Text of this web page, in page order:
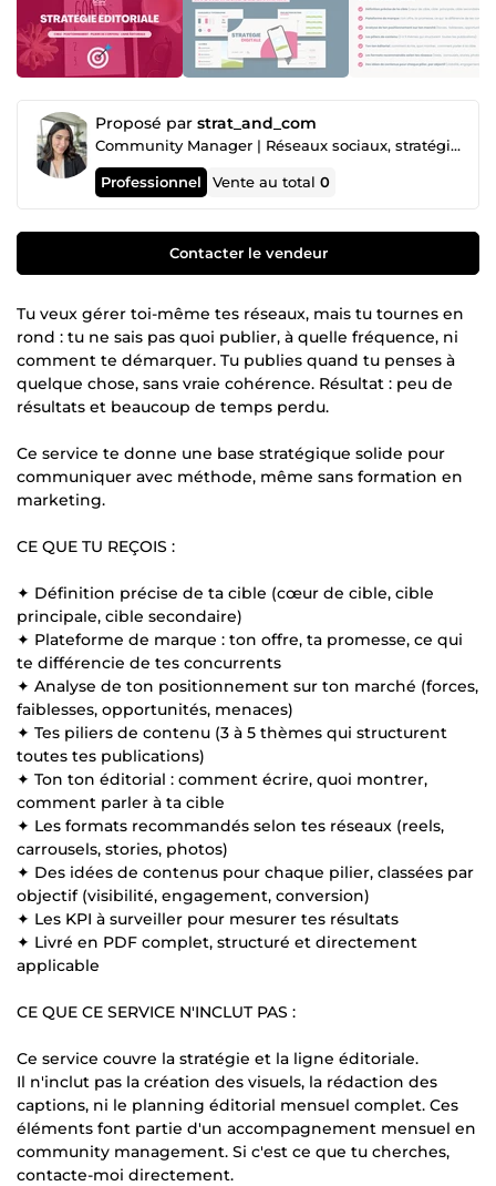
Proposé par strat_and_com
Community Manager | Réseaux sociaux, stratégie de contenu & identité visuelle
Professionnel Vente au total0
Contacter le vendeur
Tu veux gérer toi-même tes réseaux, mais tu tournes en
rond : tu ne sais pas quoi publier, à quelle fréquence, ni
comment te démarquer. Tu publies quand tu penses à
quelque chose, sans vraie cohérence. Résultat : peu de
résultats et beaucoup de temps perdu.
Ce service te donne une base stratégique solide pour
communiquer avec méthode, même sans formation en
marketing.
CE QUE TU REÇOIS :
✦ Définition précise de ta cible (cœur de cible, cible
principale, cible secondaire)
✦ Plateforme de marque : ton offre, ta promesse, ce qui
te différencie de tes concurrents
✦ Analyse de ton positionnement sur ton marché (forces,
faiblesses, opportunités, menaces)
✦ Tes piliers de contenu (3 à 5 thèmes qui structurent
toutes tes publications)
✦ Ton ton éditorial : comment écrire, quoi montrer,
comment parler à ta cible
✦ Les formats recommandés selon tes réseaux (reels,
carrousels, stories, photos)
✦ Des idées de contenus pour chaque pilier, classées par
objectif (visibilité, engagement, conversion)
✦ Les KPI à surveiller pour mesurer tes résultats
✦ Livré en PDF complet, structuré et directement
applicable
CE QUE CE SERVICE N'INCLUT PAS :
Ce service couvre la stratégie et la ligne éditoriale.
Il n'inclut pas la création des visuels, la rédaction des
captions, ni le planning éditorial mensuel complet. Ces
éléments font partie d'un accompagnement mensuel en
community management. Si c'est ce que tu cherches,
contacte-moi directement.